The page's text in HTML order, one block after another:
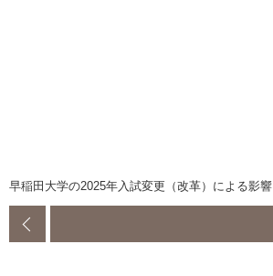
早稲田大学の2025年入試変更（改革）による影響